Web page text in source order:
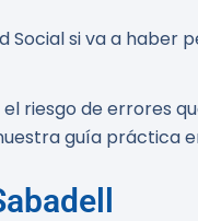
si va a
riesgo de errores
guía práctica